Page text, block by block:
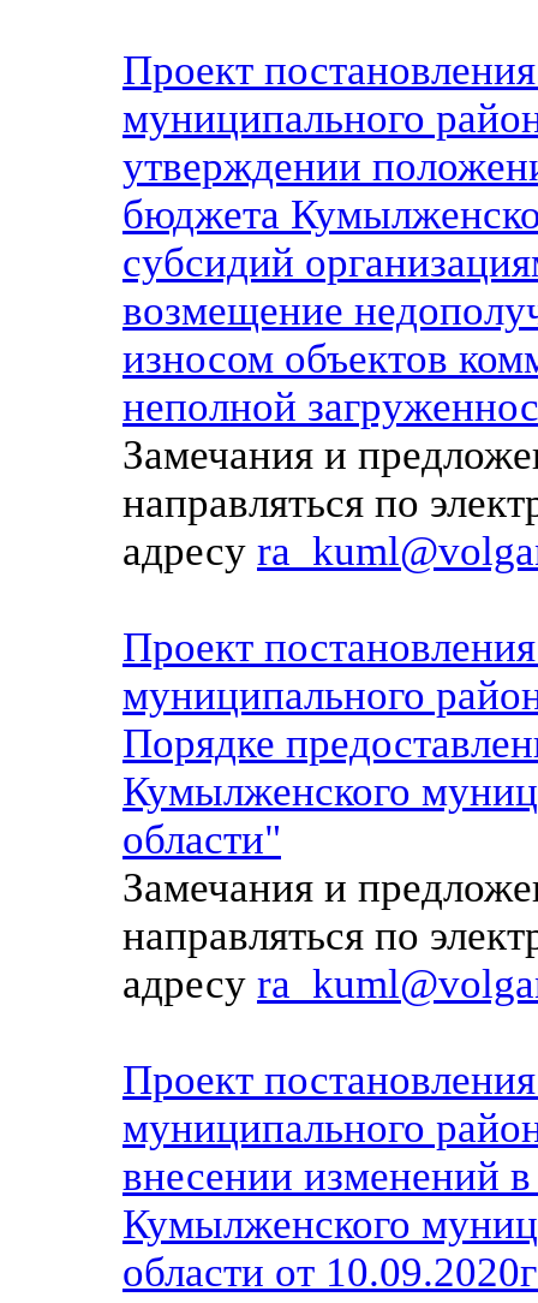
Проект
муниципального
утверждении
бюджета
субсидий
возмещение
износом объектов
неполной
Замечания и
направляться по
адресу
Проект
муниципального
Порядке
Кумылженского
области"
Замечания и
направляться по
адресу
Проект
муниципального
внесении изменений
Кумылженского
области от